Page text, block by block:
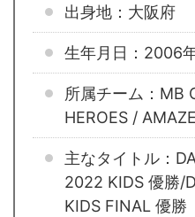
出身地：大阪府
生年月日：2006
所属チーム：MB
HEROES / AMAZE
主なタイトル：
2022 KIDS 優勝/
KIDS FINAL 優勝